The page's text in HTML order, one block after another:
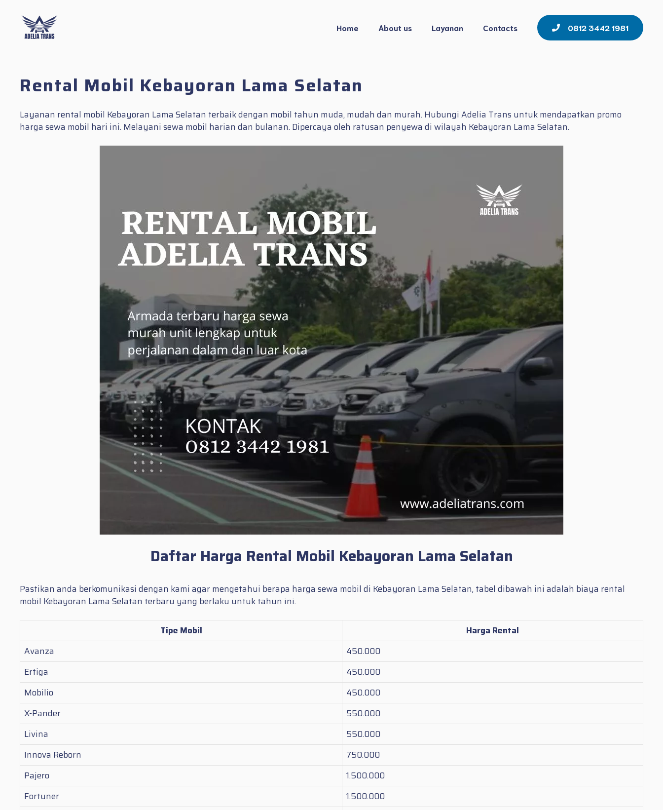
content
Home About us Layanan Contacts 0812 3442 1981
Rental Mobil Kebayoran Lama Selatan
Layanan rental mobil Kebayoran Lama Selatan terbaik dengan mobil tahun muda, mudah dan murah. Hubungi Adelia Trans untuk mendapatkan promo
harga sewa mobil hari ini. Melayani sewa mobil harian dan bulanan. Dipercaya oleh ratusan penyewa di wilayah Kebayoran Lama Selatan.
Daftar Harga Rental Mobil Kebayoran Lama Selatan
Pastikan anda berkomunikasi dengan kami agar mengetahui berapa harga sewa mobil di Kebayoran Lama Selatan, tabel dibawah ini adalah biaya rental
mobil Kebayoran Lama Selatan terbaru yang berlaku untuk tahun ini.
Tipe Mobil
Harga Rental
Avanza
450.000
Ertiga
450.000
Mobilio
450.000
X-Pander
550.000
Livina
550.000
Innova Reborn
750.000
Pajero
1.500.000
Fortuner
1.500.000